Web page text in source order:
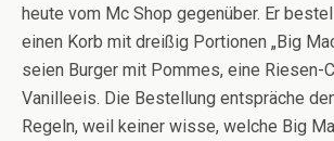
heute vom Mc Shop gegenüber. Er
einen Korb mit dreißig Portionen „Big
seien Burger mit Pommes, eine Riesen-
Vanilleeis. Die Bestellung entspräche
Regeln, weil keiner wisse, welche Big